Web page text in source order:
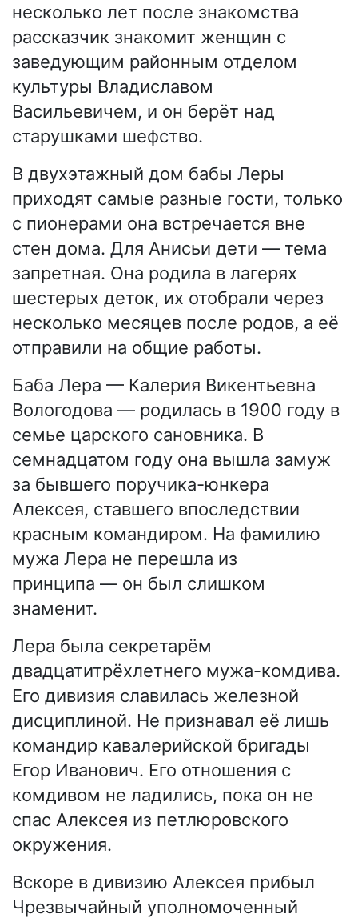
несколько лет после знакомства
рассказчик знакомит женщин с
заведующим районным отделом
культуры Владиславом
Васильевичем, и он берёт над
старушками шефство.
В двухэтажный дом бабы Леры
приходят самые разные гости, только
с пионерами она встречается вне
стен дома. Для Анисьи дети — тема
запретная. Она родила в лагерях
шестерых деток, их отобрали через
несколько месяцев после родов, а её
отправили на общие работы.
Баба Лера — Калерия Викентьевна
Вологодова — родилась в 1900 году в
семье царского сановника. В
семнадцатом году она вышла замуж
за бывшего поручика-юнкера
Алексея, ставшего впоследствии
красным командиром. На фамилию
мужа Лера не перешла из
принципа — он был слишком
знаменит.
Лера была секретарём
двадцатитрёхлетнего мужа-комдива.
Его дивизия славилась железной
дисциплиной. Не признавал её лишь
командир кавалерийской бригады
Егор Иванович. Его отношения с
комдивом не ладились, пока он не
спас Алексея из петлюровского
окружения.
Вскоре в дивизию Алексея прибыл
Чрезвычайный уполномоченный